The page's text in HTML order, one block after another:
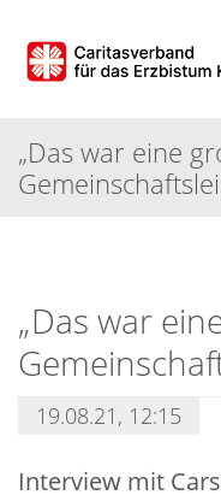
„Das war eine
„Das war
19.08.21, 12:15
Interview mit